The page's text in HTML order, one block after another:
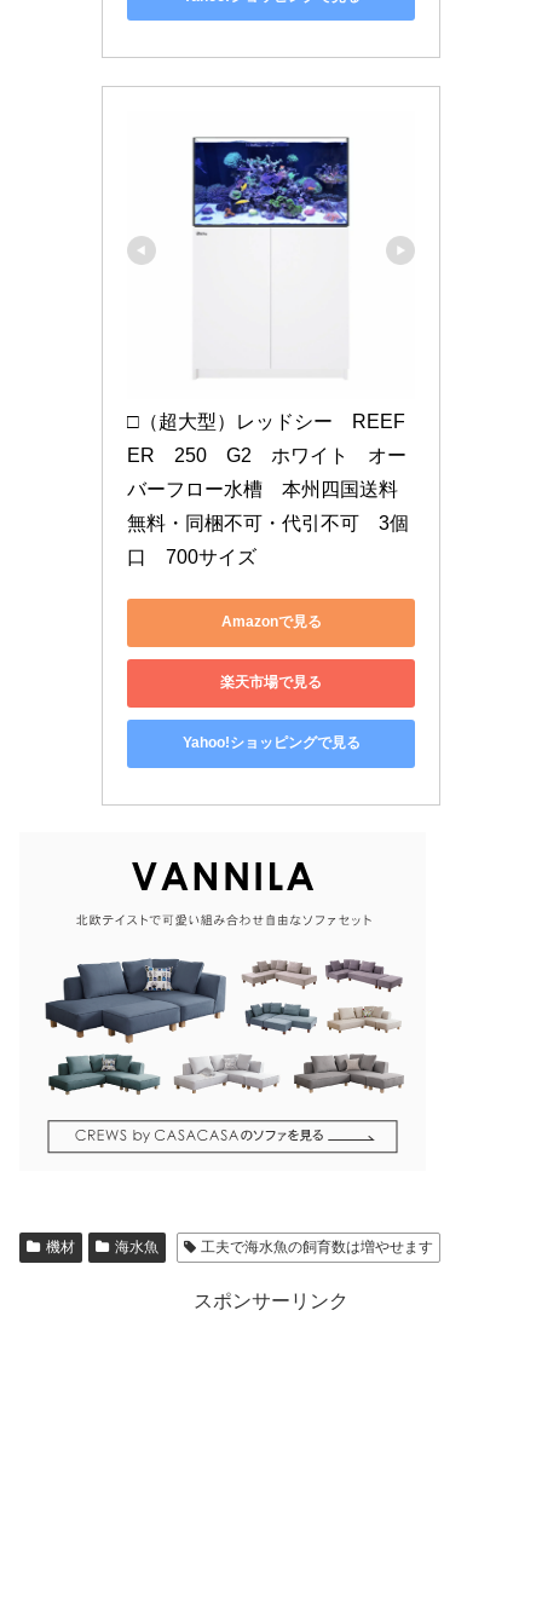
□（超大型）レッドシー　REEF
ER　250　G2　ホワイト　オー
バーフロー水槽　本州四国送料
無料・同梱不可・代引不可　3個
口　700サイズ
Amazonで見る
楽天市場で見る
Yahoo!ショッピングで見る
機材 海水魚 工夫で海水魚の飼育数は増やせます
スポンサーリンク